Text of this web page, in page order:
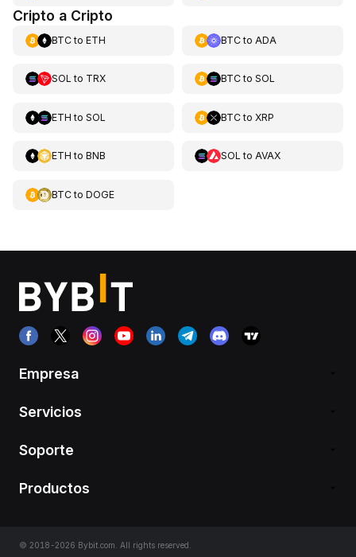
Cripto a Cripto
BTCto ETH BTCto ADA
SOL to TRX BTCto SOL
ETH to SOL BTCto XRP
ETH to BNB SOL to AVAX
BTCto DOGE
Empresa
Servicios
Soporte
Productos
© 2018-2026 Bybit.com. All rights reserved.